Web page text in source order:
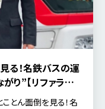
る！名鉄バスの運
り”【リファラル
とん面倒を見る！名